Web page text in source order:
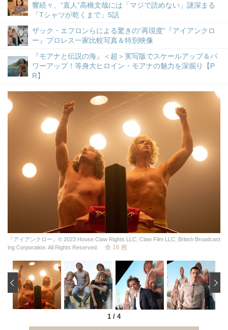
響続々、“直人”高橋文哉には「マジで読めない」謎深まる
「Tシャツが乾くまで」5話
ザック・エフロンらによる驚きの“再現度”『アイアンクロ
ー』プロレス一家比較写真＆特別映像
『モアナと伝説の海』＜超＞実写版でスケールアップ＆パ
ワーアップ！等身大ヒロイン・モアナの魅力を深掘り【P
R】
『アイアンクロー』© 2023 House Claw Rights LLC; Claw Film LLC; British Broadcast
ing Corporation. All Rights Reserved.
全 16 枚
1 / 4
‹